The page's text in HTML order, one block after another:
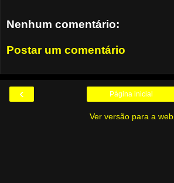
Nenhum comentário:
Postar um comentário
‹ Página inicial
Ver versão para a web